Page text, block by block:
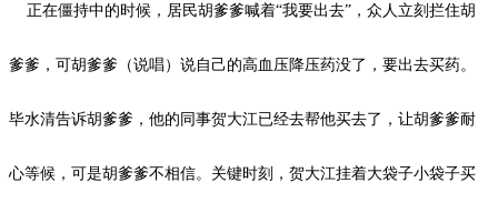
正在僵持中的时候，居民胡爹爹喊着“我要出去”，众人立刻拦住胡
爹爹，可胡爹爹（说唱）说自己的高血压降压药没了，要出去买药。
毕水清告诉胡爹爹，他的同事贺大江已经去帮他买去了，让胡爹爹耐
心等候，可是胡爹爹不相信。关键时刻，贺大江挂着大袋子小袋子买